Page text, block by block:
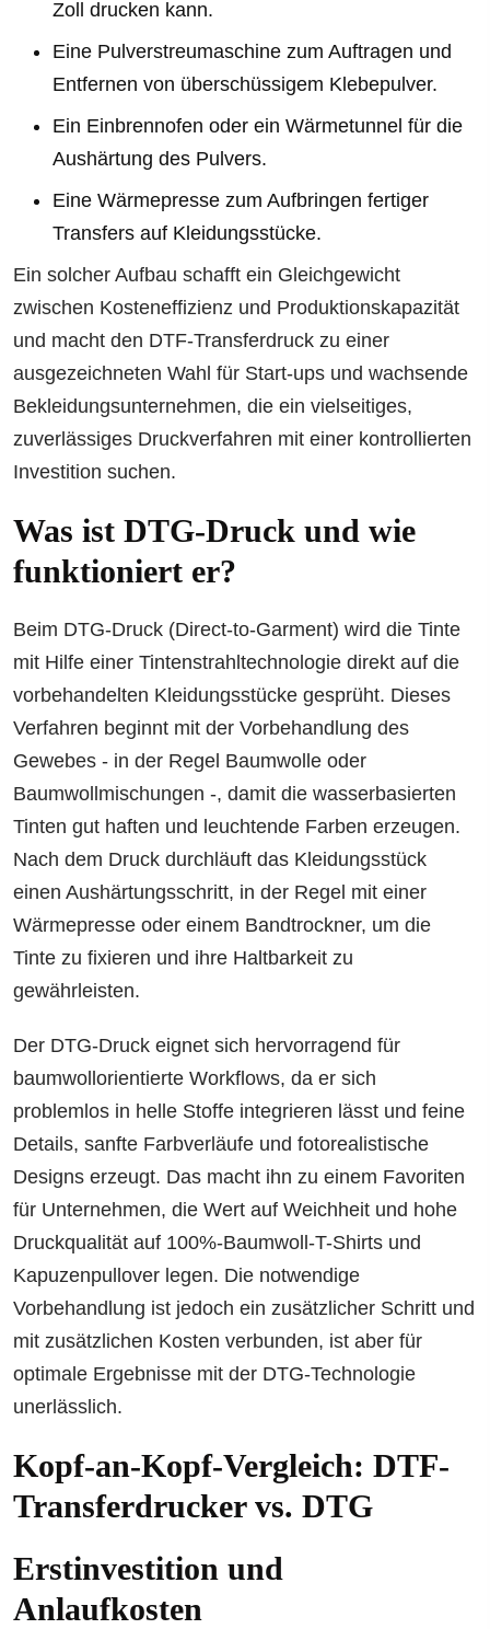
Zoll drucken kann.
Eine Pulverstreumaschine zum Auftragen und
Entfernen von überschüssigem Klebepulver.
Ein Einbrennofen oder ein Wärmetunnel für die
Aushärtung des Pulvers.
Eine Wärmepresse zum Aufbringen fertiger
Transfers auf Kleidungsstücke.
Ein solcher Aufbau schafft ein Gleichgewicht
zwischen Kosteneffizienz und Produktionskapazität
und macht den DTF-Transferdruck zu einer
ausgezeichneten Wahl für Start-ups und wachsende
Bekleidungsunternehmen, die ein vielseitiges,
zuverlässiges Druckverfahren mit einer kontrollierten
Investition suchen.
Was ist DTG-Druck und wie
funktioniert er?
Beim DTG-Druck (Direct-to-Garment) wird die Tinte
mit Hilfe einer Tintenstrahltechnologie direkt auf die
vorbehandelten Kleidungsstücke gesprüht. Dieses
Verfahren beginnt mit der Vorbehandlung des
Gewebes - in der Regel Baumwolle oder
Baumwollmischungen -, damit die wasserbasierten
Tinten gut haften und leuchtende Farben erzeugen.
Nach dem Druck durchläuft das Kleidungsstück
einen Aushärtungsschritt, in der Regel mit einer
Wärmepresse oder einem Bandtrockner, um die
Tinte zu fixieren und ihre Haltbarkeit zu
gewährleisten.
Der DTG-Druck eignet sich hervorragend für
baumwollorientierte Workflows, da er sich
problemlos in helle Stoffe integrieren lässt und feine
Details, sanfte Farbverläufe und fotorealistische
Designs erzeugt. Das macht ihn zu einem Favoriten
für Unternehmen, die Wert auf Weichheit und hohe
Druckqualität auf 100%-Baumwoll-T-Shirts und
Kapuzenpullover legen. Die notwendige
Vorbehandlung ist jedoch ein zusätzlicher Schritt und
mit zusätzlichen Kosten verbunden, ist aber für
optimale Ergebnisse mit der DTG-Technologie
unerlässlich.
Kopf-an-Kopf-Vergleich: DTF-
Transferdrucker vs. DTG
Erstinvestition und
Anlaufkosten